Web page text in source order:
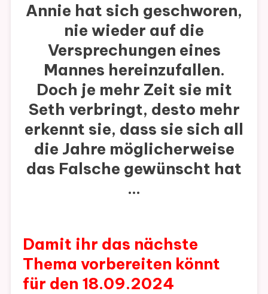
Annie hat sich geschworen,
nie wieder auf die
Versprechungen eines
Mannes hereinzufallen.
Doch je mehr Zeit sie mit
Seth verbringt, desto mehr
erkennt sie, dass sie sich all
die Jahre möglicherweise
das Falsche gewünscht hat
…
Damit ihr das nächste
Thema vorbereiten könnt
für den 18.09.2024